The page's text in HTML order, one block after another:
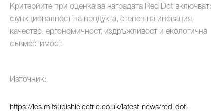
Критериите при оценка за наградата Red Dot включват:
функционалност на продукта, степен на иновация,
качество, ергономичност, издръжливост и екологична
съвместимост.
Източник:
https://les.mitsubishielectric.co.uk/latest-news/red-dot-